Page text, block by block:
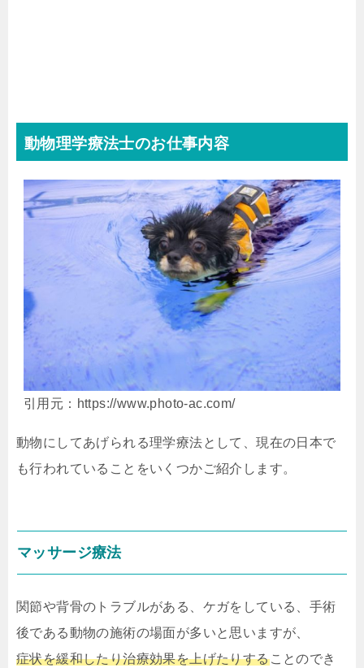
動物理学療法士のお仕事内容
引用元：https://www.photo-ac.com/
動物にしてあげられる理学療法として、現在の日本で
も行われていることをいくつかご紹介します。
マッサージ療法
関節や背骨のトラブルがある、ケガをしている、手術
後である動物の施術の場面が多いと思いますが、
症状を緩和したり治療効果を上げたりすることのでき